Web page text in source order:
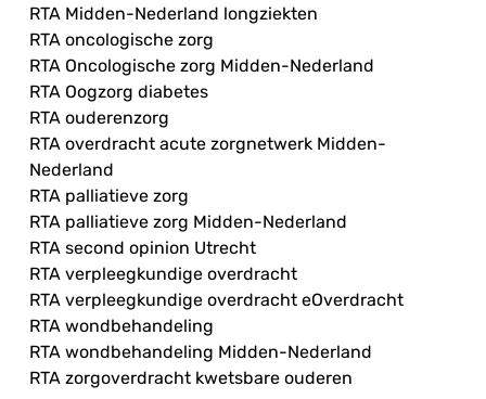
RTA Midden-Nederland longziekten
RTA oncologische zorg
RTA Oncologische zorg Midden-Nederland
RTA Oogzorg diabetes
RTA ouderenzorg
RTA overdracht acute zorgnetwerk Midden-
Nederland
RTA palliatieve zorg
RTA palliatieve zorg Midden-Nederland
RTA second opinion Utrecht
RTA verpleegkundige overdracht
RTA verpleegkundige overdracht eOverdracht
RTA wondbehandeling
RTA wondbehandeling Midden-Nederland
RTA zorgoverdracht kwetsbare ouderen